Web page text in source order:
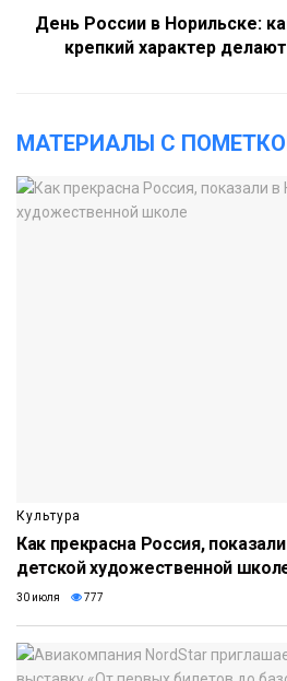
День России в Норильске:
крепкий характер
МАТЕРИАЛЫ С
Культура
Как прекрасна Россия,
детской художественной
30 июля 777